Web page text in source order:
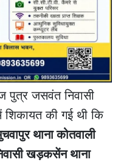
पुत्र जसवंत निवासी
शिकायत की गई थी कि
थाना कोतवाली
खड़कसेंन थाना